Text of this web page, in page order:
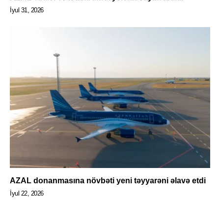
İyul 31, 2026
AZAL donanmasına növbəti yeni təyyarəni əlavə etdi
İyul 22, 2026